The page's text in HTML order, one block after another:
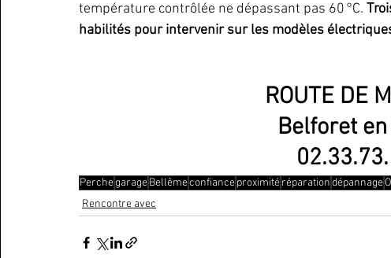
température contrôlée ne dépassant pas 60 °C.
habilités pour intervenir sur les modèles
ROUTE DE
Belforet
PerchegarageBellêmeconfianceproximitéréparationdépannage
Rencontre avec